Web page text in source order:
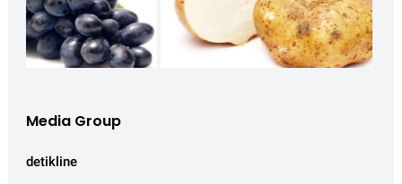
Media Group
detikline